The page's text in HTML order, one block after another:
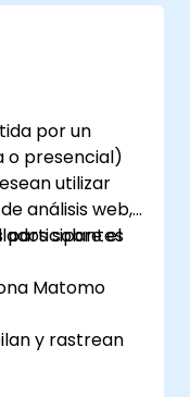
por un
o presencial)
utilizar
análisis web,
sobre el
participantes
Matomo
y rastrean